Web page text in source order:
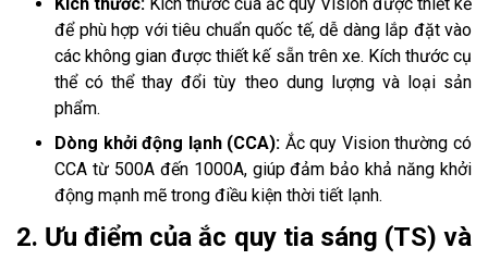
Kích thước: Kích thước của ắc quy Vision được thiết kế
để phù hợp với tiêu chuẩn quốc tế, dễ dàng lắp đặt vào
các không gian được thiết kế sẵn trên xe. Kích thước cụ
thể có thể thay đổi tùy theo dung lượng và loại sản
phẩm.
Dòng khởi động lạnh (CCA): Ắc quy Vision thường có
CCA từ 500A đến 1000A, giúp đảm bảo khả năng khởi
động mạnh mẽ trong điều kiện thời tiết lạnh.
2. Ưu điểm của ắc quy tia sáng (TS) và